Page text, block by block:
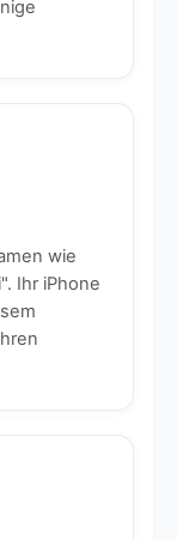
wie
Ihr iPhone